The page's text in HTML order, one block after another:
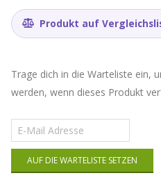
Produkt auf
Trage dich in die Warteliste ein,
werden, wenn dieses Produkt
Gib
deine
E-
Mail-
Adresse
AUF DIE WARTELISTE SETZEN